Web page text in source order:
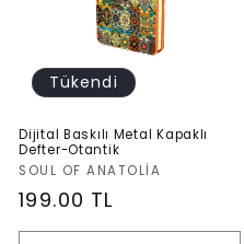
Tükendi
Dijital Baskılı Metal Kapaklı
Defter-Otantik
Satıcı:
SOUL OF ANATOLIA
Normal
fiyat
199.00 TL